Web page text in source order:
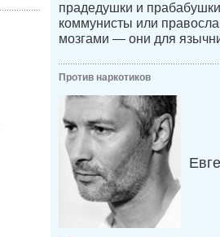
прадедушки и
коммунисты или
мозгами — они для
Против наркотиков